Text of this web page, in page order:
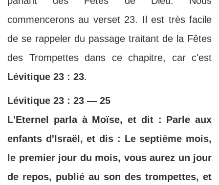
commencerons au verset 23. Il est très facile
de se rappeler du passage traitant de la Fêtes
des Trompettes dans ce chapitre, car c'est
Lévitique 23 : 23.
Lévitique 23 : 23 — 25
L'Eternel parla à Moïse, et dit : Parle aux
enfants d'Israël, et dis : Le septième mois,
le premier jour du mois, vous aurez un jour
de repos, publié au son des trompettes, et